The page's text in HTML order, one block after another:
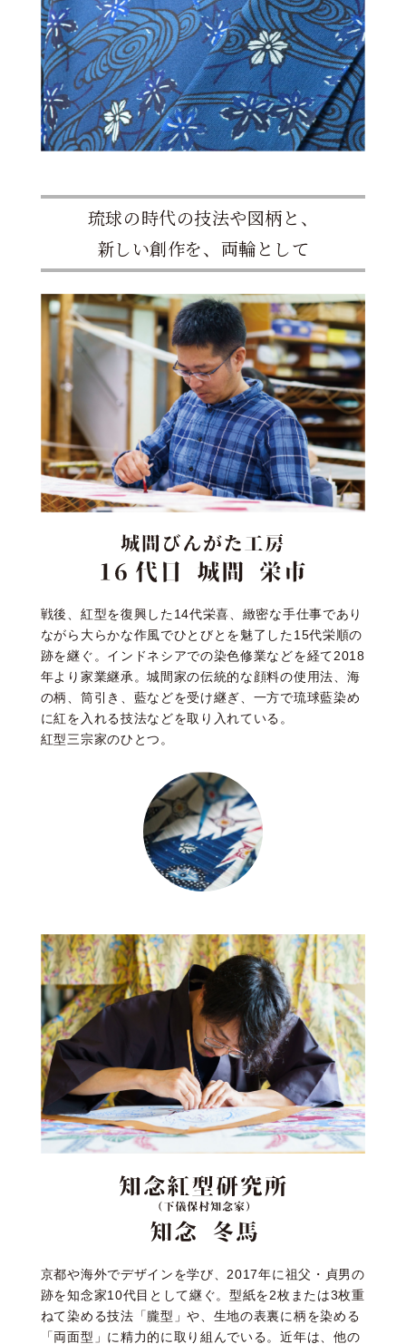
琉球の時代の技法や図柄と、
新しい創作を、両輪として
戦後、紅型を復興した14代栄喜、緻密な手仕事であり
ながら大らかな作風でひとびとを魅了した15代栄順の
跡を継ぐ。インドネシアでの染色修業などを経て2018
年より家業継承。城間家の伝統的な顔料の使用法、海
の柄、筒引き、藍などを受け継ぎ、一方で琉球藍染め
に紅を入れる技法などを取り入れている。
紅型三宗家のひとつ。
京都や海外でデザインを学び、2017年に祖父・貞男の
跡を知念家10代目として継ぐ。型紙を2枚または3枚重
ねて染める技法「朧型」や、生地の表裏に柄を染める
「両面型」に精力的に取り組んでいる。近年は、他の